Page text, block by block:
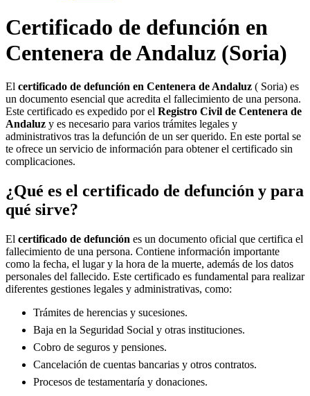
Certificado de defunción en
Centenera de Andaluz (Soria)
El certificado de defunción en Centenera de Andaluz ( Soria) es
un documento esencial que acredita el fallecimiento de una persona.
Este certificado es expedido por el Registro Civil de Centenera de
Andaluz y es necesario para varios trámites legales y
administrativos tras la defunción de un ser querido. En este portal se
te ofrece un servicio de información para obtener el certificado sin
complicaciones.
¿Qué es el certificado de defunción y para
qué sirve?
El certificado de defunción es un documento oficial que certifica el
fallecimiento de una persona. Contiene información importante
como la fecha, el lugar y la hora de la muerte, además de los datos
personales del fallecido. Este certificado es fundamental para realizar
diferentes gestiones legales y administrativas, como:
Trámites de herencias y sucesiones.
Baja en la Seguridad Social y otras instituciones.
Cobro de seguros y pensiones.
Cancelación de cuentas bancarias y otros contratos.
Procesos de testamentaría y donaciones.